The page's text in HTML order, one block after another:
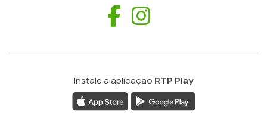
Facebook
Instale a aplicação RTP Play